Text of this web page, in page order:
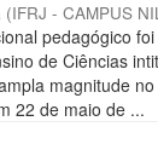
(IFRJ - CAMPUS
pedagógico
de Ciências
magnitude
22 de maio de ...